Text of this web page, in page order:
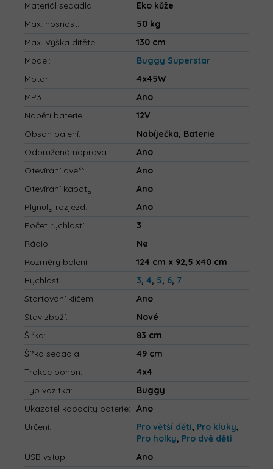
Materiál sedadla:
Eko kůže
Max. nosnost:
50 kg
Max. Výška dítěte:
130 cm
Model:
Buggy Superstar
Motor:
4x45W
MP3:
Ano
Napětí baterie:
12V
Obsah balení:
Nabíječka, Baterie
Odpružená náprava:
Ano
Otevírání dveří:
Ano
Otevírání kapoty:
Ano
Plynulý rozjezd:
Ano
Počet rychlostí:
3
Rádio:
Ne
Rozměry balení:
124 cm x 92,5 x40 cm
Rychlost: 3, 4, 5, 6, 7
Startování klíčem:
Ano
Stav zboží:
Nové
Šířka:
83 cm
Šířka sedadla:
49 cm
Trakce pohon:
4x4
Typ vozítka:
Buggy
Ukazatel kapacity baterie:
Ano
Určení: Pro větší děti, Pro kluky,
Pro holky, Pro dvě děti
USB vstup:
Ano